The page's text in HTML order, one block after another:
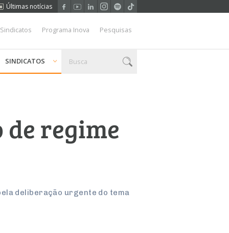
Últimas notícias
Programa Inova Pesquisas
SINDICATOS
regime
deliberação urgente do tema